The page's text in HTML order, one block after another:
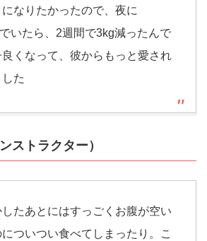
なりたかったので、夜に
いたら、2週間で3kg減ったんで
くなって、彼からもっと愛され
た
ストラクター）
たあとにはすっごくお腹が空い
ついつい食べてしまったり。こ